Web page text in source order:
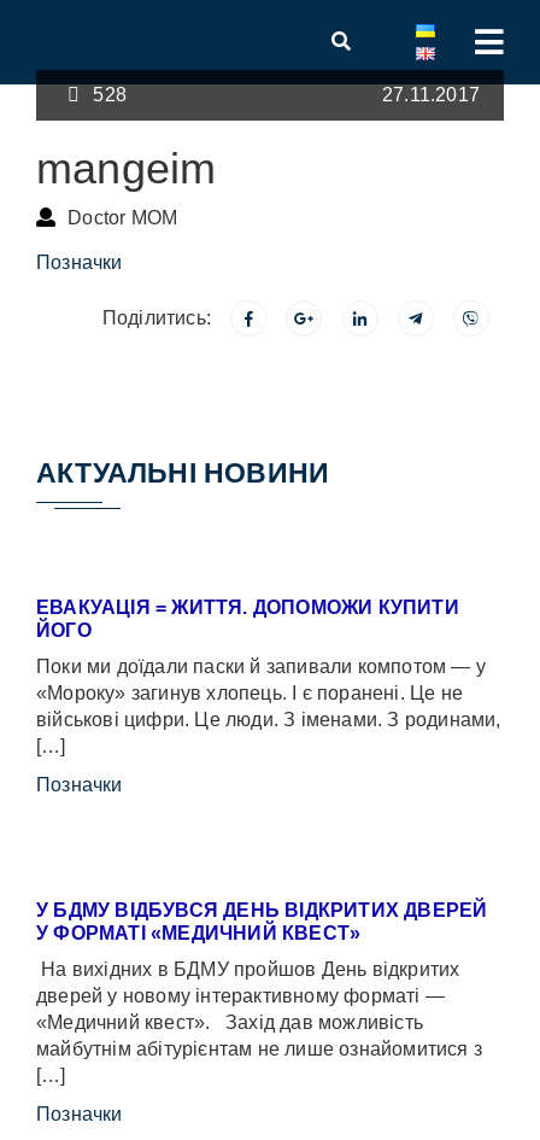
528 27.11.2017
mangeim
Doctor MOM
Позначки
Поділитись:
АКТУАЛЬНІ НОВИНИ
ЕВАКУАЦІЯ = ЖИТТЯ. ДОПОМОЖИ КУПИТИ
ЙОГО
Поки ми доїдали паски й запивали компотом — у
«Мороку» загинув хлопець. І є поранені. Це не
військові цифри. Це люди. З іменами. З родинами,
[…]
Позначки
У БДМУ ВІДБУВСЯ ДЕНЬ ВІДКРИТИХ ДВЕРЕЙ
У ФОРМАТІ «МЕДИЧНИЙ КВЕСТ»
На вихідних в БДМУ пройшов День відкритих
дверей у новому інтерактивному форматі —
«Медичний квест». Захід дав можливість
майбутнім абітурієнтам не лише ознайомитися з
[…]
Позначки